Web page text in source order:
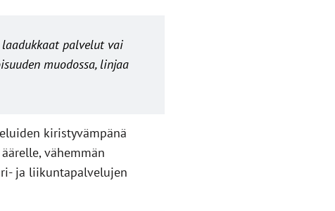
palvelut vai
muodossa, linjaa
kiristyvämpänä
vähemmän
ja liikuntapalvelujen